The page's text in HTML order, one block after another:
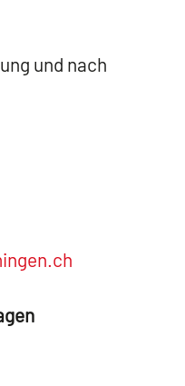
und nach